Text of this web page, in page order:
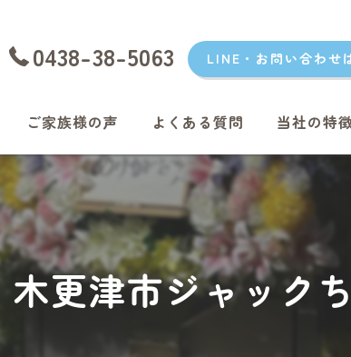
0438-38-5063 LINE・お問い合わせ
ご家族様の声 よくある質問 当社の特
愛犬
愛猫
君津のペッ
富津のペッ
木更津市ジャック